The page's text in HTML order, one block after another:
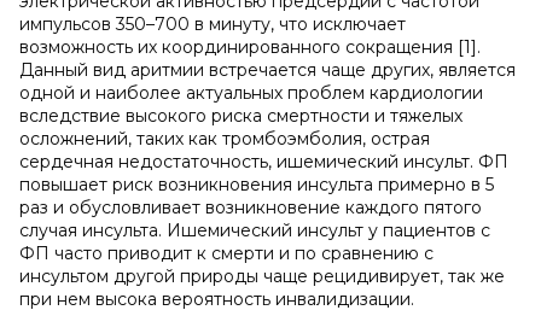
импульсов 350–700 в минуту, что исключает
возможность их координированного сокращения [1].
Данный вид аритмии встречается чаще других, является
одной и наиболее актуальных проблем кардиологии
вследствие высокого риска смертности и тяжелых
осложнений, таких как тромбоэмболия, острая
сердечная недостаточность, ишемический инсульт. ФП
повышает риск возникновения инсульта примерно в 5
раз и обусловливает возникновение каждого пятого
случая инсульта. Ишемический инсульт у пациентов с
ФП часто приводит к смерти и по сравнению с
инсультом другой природы чаще рецидивирует, так же
при нем высока вероятность инвалидизации.